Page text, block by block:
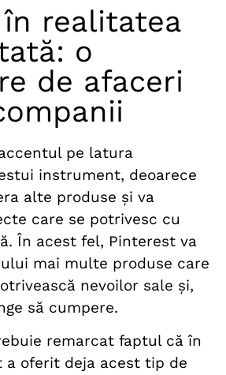
în realitatea
o
de afaceri
pe latura
instrument, deoarece
alte produse și va
care se potrivesc cu
În acest fel, Pinterest va
mai multe produse care
nevoilor sale și,
să cumpere.
remarcat faptul că în
oferit deja acest tip de